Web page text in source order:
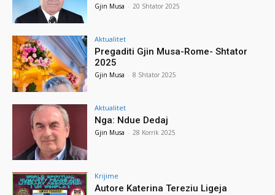
Gjin Musa - 20 Shtator 2025
Aktualitet
Pregaditi Gjin Musa-Rome- Shtator
2025
Gjin Musa - 8 Shtator 2025
Aktualitet
Nga: Ndue Dedaj
Gjin Musa - 28 Korrik 2025
Krijime
Autore Katerina Tereziu Ligeja